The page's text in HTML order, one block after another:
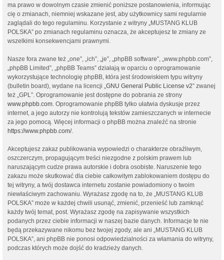
ma prawo w dowolnym czasie zmienić poniższe postanowienia, informując
cię o zmianach, niemniej wskazane jest, aby użytkownicy sami regularnie
zaglądali do tego regulaminu. Korzystanie z witryny „MUSTANG KLUB
POLSKA” po zmianach regulaminu oznacza, że akceptujesz te zmiany ze
wszelkimi konsekwencjami prawnymi.
Nasze fora zwane też „one”, „ich”, „je”, „phpBB software”, „www.phpbb.com”,
„phpBB Limited”, „phpBB Teams” działają w oparciu o oprogramowanie
wykorzystujące technologię phpBB, która jest środowiskiem typu witryny
(bulletin board), wydane na licencji „GNU General Public License v2” zwanej
też „GPL”. Oprogramowanie jest dostępne do pobrania ze strony
www.phpbb.com. Oprogramowanie phpBB tylko ułatwia dyskusje przez
internet, a jego autorzy nie kontrolują tekstów zamieszczanych w internecie
za jego pomocą. Więcej informacji o phpBB można znaleźć na stronie
https://www.phpbb.com/.
Akceptujesz zakaz publikowania wypowiedzi o charakterze obraźliwym,
oszczerczym, propagującym treści niezgodne z polskim prawem lub
naruszającym cudze prawa autorskie i dobra osobiste. Naruszenie tego
zakazu może skutkować dla ciebie całkowitym zablokowaniem dostępu do
tej witryny, a twój dostawca internetu zostanie powiadomiony o twoim
niewłaściwym zachowaniu. Wyrażasz zgodę na to, że „MUSTANG KLUB
POLSKA” może w każdej chwili usunąć, zmienić, przenieść lub zamknąć
każdy twój temat, post. Wyrażasz zgodę na zapisywanie wszystkich
podanych przez ciebie informacji w naszej bazie danych. Informacje te nie
będą przekazywane nikomu bez twojej zgody, ale ani „MUSTANG KLUB
POLSKA”, ani phpBB nie ponosi odpowiedzialności za włamania do witryny,
podczas których może dojść do kradzieży danych.